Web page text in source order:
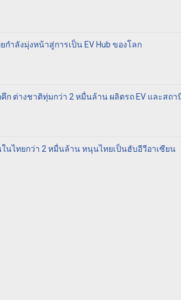
กำลังมุ่งหน้าสู่การเป็น EV Hub ของโลก
ต่างชาติทุ่มกว่า 2 หมื่นล้าน ผลิตรถ EV และสถา
นไทยกว่า 2 หมื่นล้าน หนุนไทยเป็นฮับอีวีอาเซียน